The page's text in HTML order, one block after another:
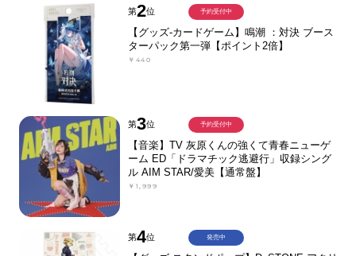
第2位
【グッズ-カードゲーム】鳴潮 ：対決 ブース
ターパック第一弾【ポイント2倍】
￥440
予約受付中
第3位
【音楽】TV 灰原くんの強くて青春ニューゲ
ーム ED「ドラマチック逃避行」収録シング
ル AIM STAR/愛美【通常盤】
￥1,999
予約受付中
第4位 発売中